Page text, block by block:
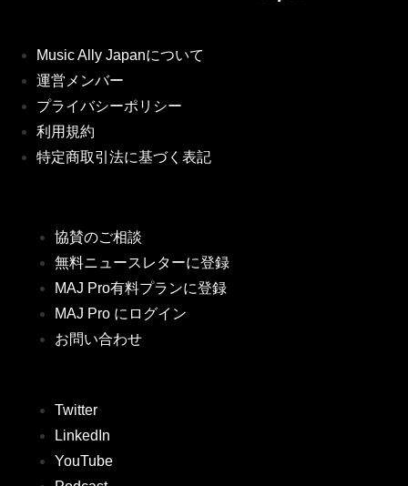
Music Ally Japanについて
運営メンバー
プライバシーポリシー
利用規約
特定商取引法に基づく表記
協賛のご相談
無料ニュースレターに登録
MAJ Pro有料プランに登録
MAJ Pro にログイン
お問い合わせ
Twitter
LinkedIn
YouTube